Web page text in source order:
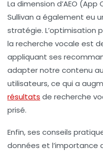
La dimension d’AEO (App
Sullivan a également eu
stratégie. L’optimisation
la recherche vocale est
appliquant ses
adapter notre contenu
utilisateurs, ce qui a
résultats de recherche
prisé.
Enfin, ses conseils
données et l’importance